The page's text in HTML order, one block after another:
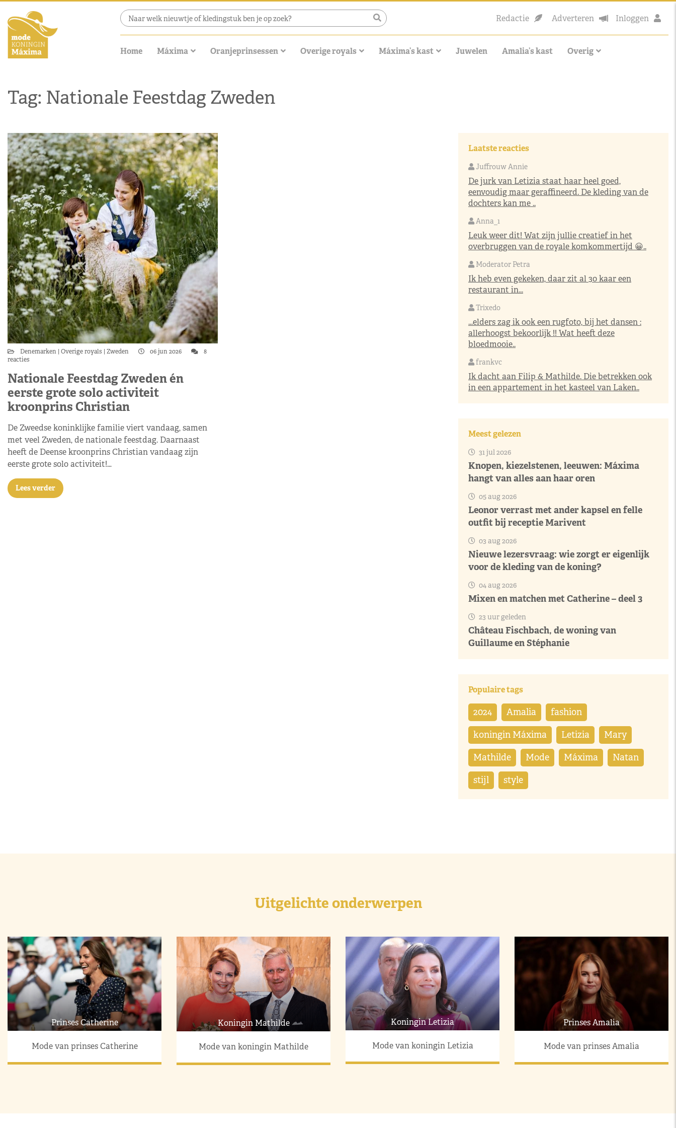
Redactie Adverteren Inloggen
Home Máxima Oranjeprinsessen Overige royals Máxima’s kast Juwelen Amalia’s kast Overig
Tag: Nationale Feestdag Zweden
Denemarken Overige royals Zweden 06 jun 2026
8
reacties
Nationale Feestdag Zweden én
eerste grote solo activiteit
kroonprins Christian
De Zweedse koninklijke familie viert vandaag, samen
met veel Zweden, de nationale feestdag. Daarnaast
heeft de Deense kroonprins Christian vandaag zijn
eerste grote solo activiteit!…
Lees verder
Laatste reacties
Juffrouw Annie
De jurk van Letizia staat haar heel goed,
eenvoudig maar geraffineerd. De kleding van de
dochters kan me ..
Anna_1
Leuk weer dit! Wat zijn jullie creatief in het
overbruggen van de royale komkommertijd 😀..
Moderator Petra
Ik heb even gekeken, daar zit al 30 kaar een
restaurant in...
Trixedo
...elders zag ik ook een rugfoto, bij het dansen :
allerhoogst bekoorlijk !! Wat heeft deze
bloedmooie..
frankvc
Ik dacht aan Filip & Mathilde. Die betrekken ook
in een appartement in het kasteel van Laken..
Meest gelezen
31 jul 2026
Knopen, kiezelstenen, leeuwen: Máxima
hangt van alles aan haar oren
05 aug 2026
Leonor verrast met ander kapsel en felle
outfit bij receptie Marivent
03 aug 2026
Nieuwe lezersvraag: wie zorgt er eigenlijk
voor de kleding van de koning?
04 aug 2026
Mixen en matchen met Catherine – deel 3
23 uur geleden
Château Fischbach, de woning van
Guillaume en Stéphanie
Populaire tags
2024 Amalia fashion
koningin Máxima Letizia Mary
Mathilde Mode Máxima Natan
stijl style
Uitgelichte onderwerpen
Prinses Catherine
Mode van prinses Catherine
Koningin Mathilde
Mode van koningin Mathilde
Koningin Letizia
Mode van koningin Letizia
Prinses Amalia
Mode van prinses Amalia